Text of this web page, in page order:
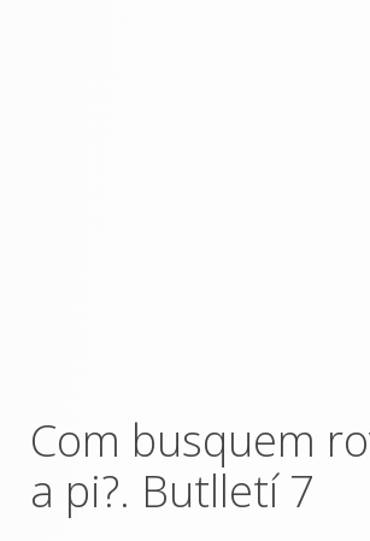
Com busquem
a pi?. Butlletí 7